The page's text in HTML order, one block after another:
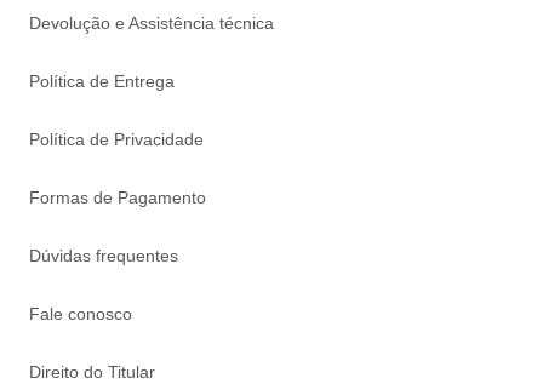
Devolução e Assistência técnica
Política de Entrega
Política de Privacidade
Formas de Pagamento
Dúvidas frequentes
Fale conosco
Direito do Titular